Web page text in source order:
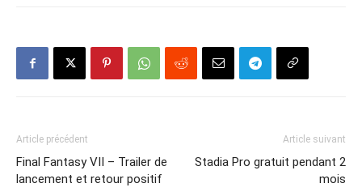
Article précédent
Final Fantasy VII – Trailer de
lancement et retour positif
Article suivant
Stadia Pro gratuit pendant 2
mois